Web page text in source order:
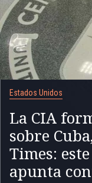
Estados Unidos
La CIA
sobre
Times:
apunta